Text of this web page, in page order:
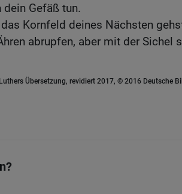
Gefäß tun.
Kornfeld deines Nächsten
abrupfen, aber mit der Sichel
Übersetzung, revidiert 2017, © 2016 Deutsche